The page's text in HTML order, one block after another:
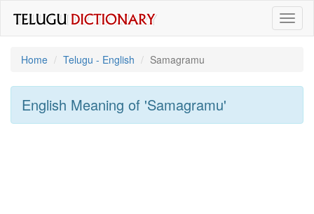
Home
Telugu - English Samagramu
English Meaning of 'samagramu'